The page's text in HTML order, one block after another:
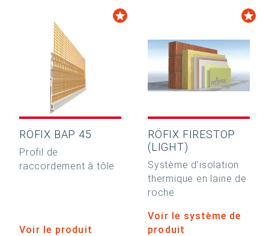
RÖFIX BAP 45
Profil de
raccordement à tôle
Voir le produit
RÖFIX FIRESTOP
(LIGHT)
Système d’isolation
thermique en laine de
roche
Voir le système de
produit